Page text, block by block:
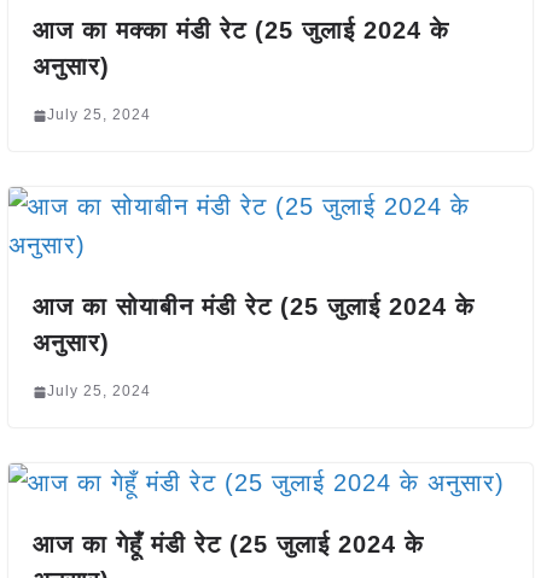
आज का मक्का मंडी रेट (25 जुलाई 2024 के
अनुसार)
July 25, 2024
आज का सोयाबीन मंडी रेट (25 जुलाई 2024 के
अनुसार)
July 25, 2024
आज का गेहूँ मंडी रेट (25 जुलाई 2024 के